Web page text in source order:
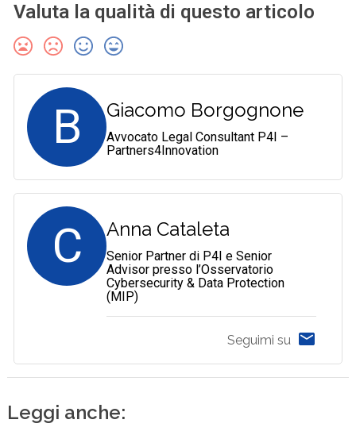
Valuta la qualità di questo articolo
B Giacomo Borgognone
Avvocato Legal Consultant P4I –
Partners4Innovation
C Anna Cataleta
Senior Partner di P4I e Senior
Advisor presso l’Osservatorio
Cybersecurity & Data Protection
(MIP)
Seguimi su
Leggi anche: